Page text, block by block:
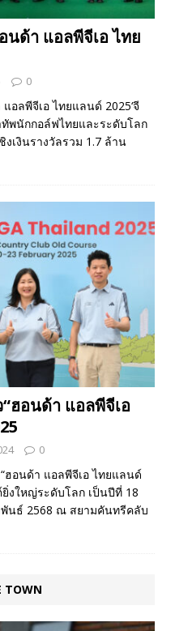
นด้า แอลพีจีเอ ไทย
0
อลพีจีเอ ไทยแลนด์ 2025‘จี
ทัพนักกอล์ฟไทยและระดับโลก
เงินรางวัลรวม 1.7 ล้าน
ฮอนด้า แอลพีจีเอ
0
ฮอนด้า แอลพีจีเอ ไทยแลนด์
ยิ่งใหญ่ระดับโลก เป็นปีที่ 18
นธ์ 2568 ณ สยามคันทรีคลับ
TOWN